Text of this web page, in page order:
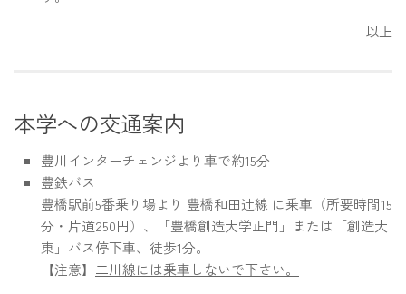
以上
本学への交通案内
豊川インターチェンジより車で約15分
豊鉄バス
豊橋駅前5番乗り場より 豊橋和田辻線 に乗車（所要時間15
分・片道250円）、「豊橋創造大学正門」または「創造大
東」バス停下車、徒歩1分。
【注意】 二川線には乗車しないで下さい。